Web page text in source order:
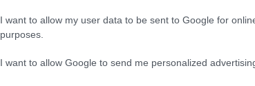
I want to allow my user data to be sent to Google for
purposes.
I want to allow Google to send me personalized
diEnrico Foscarini
26 Maggio 2026, 12:05